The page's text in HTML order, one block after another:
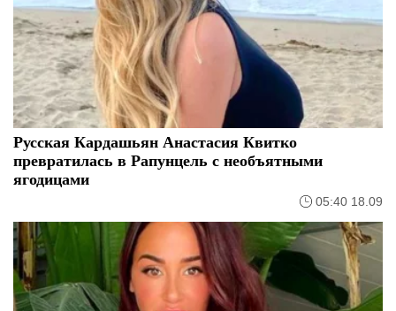
Русская Кардашьян Анастасия Квитко
превратилась в Рапунцель с необъятными
ягодицами
05:40 18.09